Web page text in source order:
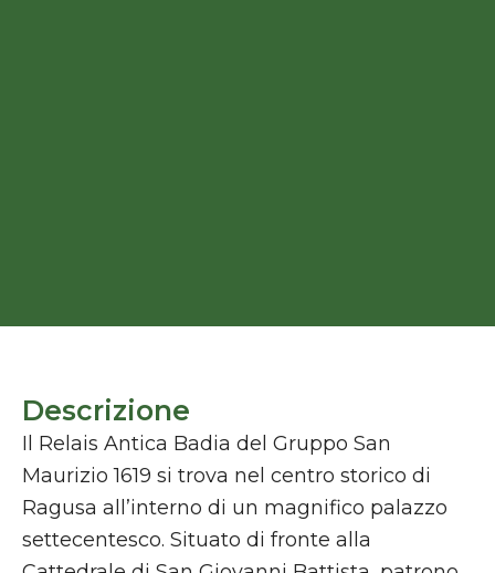
Descrizione
Il Relais Antica Badia del Gruppo San
Maurizio 1619 si trova nel centro storico di
Ragusa all’interno di un magnifico palazzo
settecentesco. Situato di fronte alla